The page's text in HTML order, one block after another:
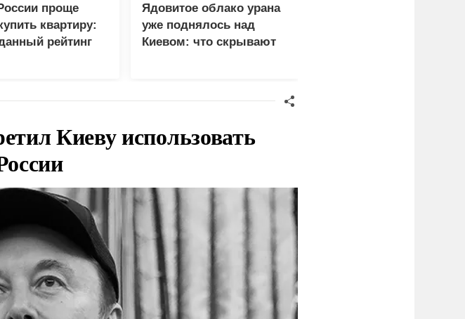
проще
квартиру:
рейтинг
Ядовитое облако урана
уже поднялось над
Киевом: что скрывают
Киеву использовать